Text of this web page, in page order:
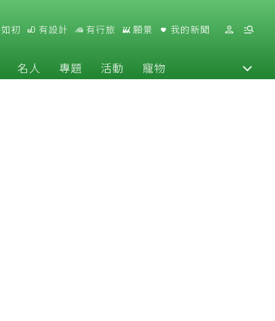
初 有設計 有行旅 願景 我的新聞
名人 專題 活動 寵物